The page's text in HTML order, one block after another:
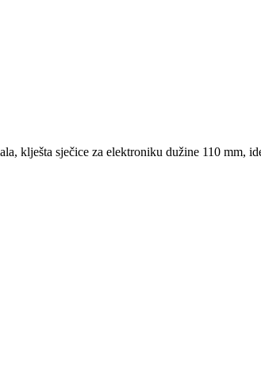
klješta sječice za elektroniku dužine 110 mm,